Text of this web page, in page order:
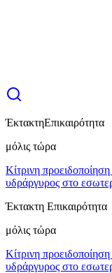
ΈκτακτηΕπικαιρότητα
μόλις τώρα
Κίτρινη
υδράργυρος στο
Έκτακτη Επικαιρότητα
μόλις τώρα
Κίτρινη
υδράργυρος στο